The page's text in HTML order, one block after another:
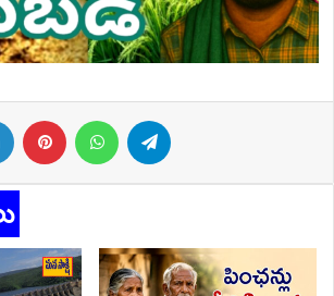
LinkedIn Pinterest WhatsApp